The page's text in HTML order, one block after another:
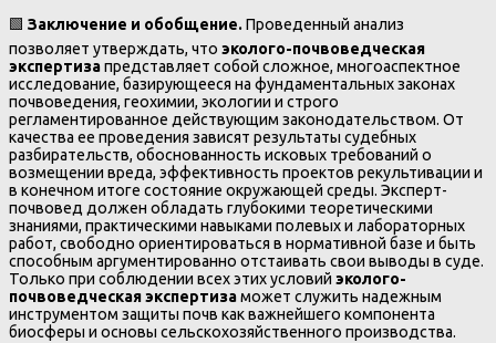
🟩 Заключение и обобщение.Проведенный анализ
позволяет утверждать, что эколого-почвоведческая
экспертизапредставляет собой сложное, многоаспектное
исследование, базирующееся на фундаментальных законах
почвоведения, геохимии, экологии и строго
регламентированное действующим законодательством. От
качества ее проведения зависят результаты судебных
разбирательств, обоснованность исковых требований о
возмещении вреда, эффективность проектов рекультивации и
в конечном итоге состояние окружающей среды. Эксперт-
почвовед должен обладать глубокими теоретическими
знаниями, практическими навыками полевых и лабораторных
работ, свободно ориентироваться в нормативной базе и быть
способным аргументированно отстаивать свои выводы в суде.
Только при соблюдении всех этих условий эколого-
почвоведческая экспертизаможет служить надежным
инструментом защиты почв как важнейшего компонента
биосферы и основы сельскохозяйственного производства.